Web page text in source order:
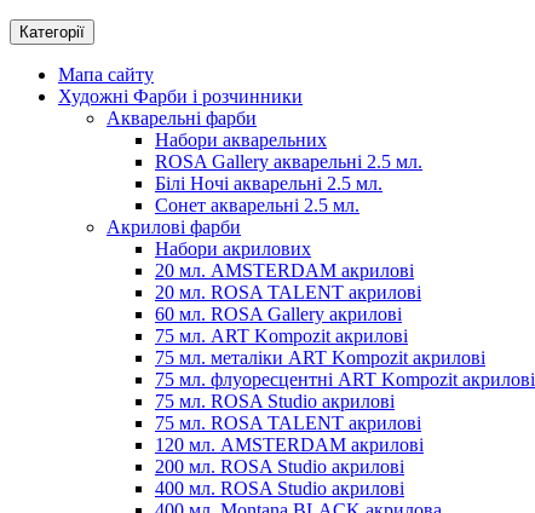
Категорії
Мапа сайту
Художні Фарби і розчинники
Акварельні фарби
Набори акварельних
ROSA Gallery акварельні 2.5 мл.
Білі Ночі акварельні 2.5 мл.
Сонет акварельні 2.5 мл.
Акрилові фарби
Набори акрилових
20 мл. AMSTERDAM акрилові
20 мл. ROSA TALENT акрилові
60 мл. ROSA Gallery акрилові
75 мл. ART Kompozit акрилові
75 мл. металіки ART Kompozit акрилові
75 мл. флуоресцентні ART Kompozit акрилові
75 мл. ROSA Studio акрилові
75 мл. ROSA TALENT акрилові
120 мл. AMSTERDAM акрилові
200 мл. ROSA Studio акрилові
400 мл. ROSA Studio акрилові